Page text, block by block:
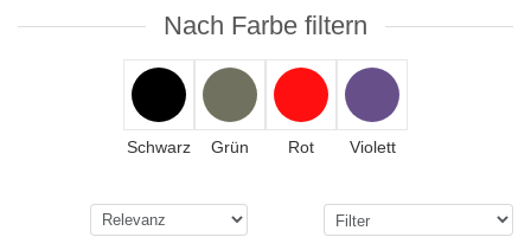
Nach Farbe filtern
Schwarz Grün Rot Violett